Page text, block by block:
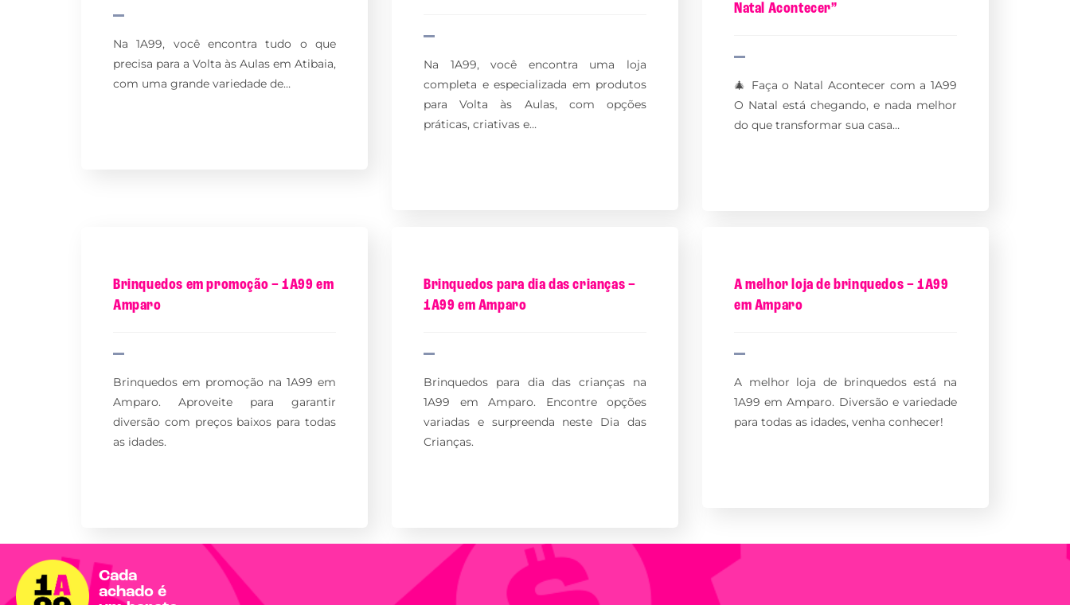
Na 1A99, você encontra tudo o que
precisa para a Volta às Aulas em Atibaia,
com uma grande variedade de…
Na 1A99, você encontra uma loja
completa e especializada em produtos
para Volta às Aulas, com opções
práticas, criativas e…
Natal Acontecer”
🎄 Faça o Natal Acontecer com a 1A99
O Natal está chegando, e nada melhor
do que transformar sua casa…
Brinquedos em promoção – 1A99 em
Amparo
Brinquedos em promoção na 1A99 em
Amparo. Aproveite para garantir
diversão com preços baixos para todas
as idades.
Brinquedos para dia das crianças –
1A99 em Amparo
Brinquedos para dia das crianças na
1A99 em Amparo. Encontre opções
variadas e surpreenda neste Dia das
Crianças.
A melhor loja de brinquedos – 1A99
em Amparo
A melhor loja de brinquedos está na
1A99 em Amparo. Diversão e variedade
para todas as idades, venha conhecer!
Cada
achado é